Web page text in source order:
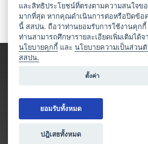
และสิทธิประโยชน์ที่ตรงตามความสนใจข
มากที่สุด หากคุณดำเนินการต่อหรือปิดข้อ
นี้ สสปน. ถือว่าท่านยอมรับการใช้งานคุกกี้
ท่านสามารถศึกษารายละเอียดเพิ่มเติมได้จ
นโยบายคุกกี้ และนโยบายความเป็นส่วน
สสปน.
ตั้งค่า
ยอมรับทั้งหมด
ปฎิเสธทั้งหมด